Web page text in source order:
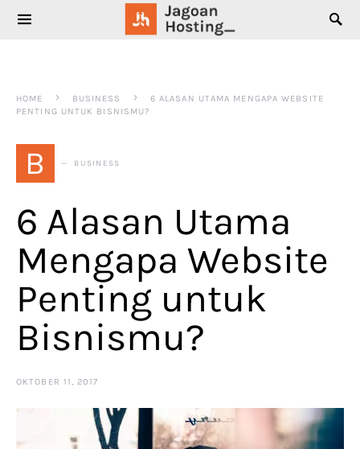
SEARCH FOR:
HOME BUSINESS
6 ALASAN UTAMA MENGAPA WEBSITE
PENTING UNTUK BISNISMU?
B BUSINESS
6 Alasan Utama
Mengapa Website
Penting untuk
Bisnismu?
OKTOBER 11, 2017